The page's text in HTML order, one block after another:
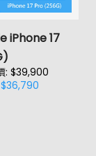
iPhone 17
: $39,900